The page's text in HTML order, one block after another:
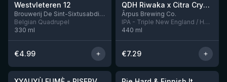
Westvleteren 12
Brouwerij De Sint-Sixtusabdij van Westvleteren
Belgian Quadrupel
330 ml
€4.99
Nog 8QDH Riwaka x Citra Cryo x Mosaic Cryo x Nectaron TIPA
Ārpus Brewing Co.
IPA - Triple New England / Hazy
440 ml
€7.29
★ 4.48 ★ 4.33